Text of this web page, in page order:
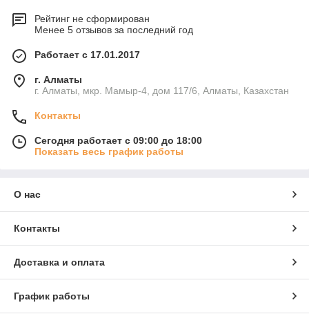
Рейтинг не сформирован
Менее 5 отзывов за последний год
Работает с 17.01.2017
г. Алматы
г. Алматы, мкр. Мамыр-4, дом 117/6, Алматы, Казахстан
Контакты
Сегодня работает с 09:00 до 18:00
Показать весь график работы
О нас
Контакты
Доставка и оплата
График работы